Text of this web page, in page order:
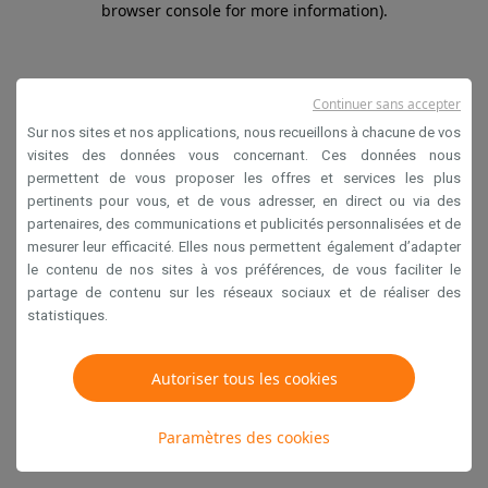
browser console for more information).
Sur nos sites et nos applications, nous recueillons à chacune de vos
visites des données vous concernant. Ces données nous
permettent de vous proposer les offres et services les plus
pertinents pour vous, et de vous adresser, en direct ou via des
partenaires, des communications et publicités personnalisées et de
mesurer leur efficacité. Elles nous permettent également d’adapter
le contenu de nos sites à vos préférences, de vous faciliter le
partage de contenu sur les réseaux sociaux et de réaliser des
statistiques.
Autoriser tous les cookies
Paramètres des cookies
Continuer sans accepter